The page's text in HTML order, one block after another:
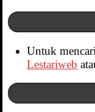
Untuk
Lestariweb